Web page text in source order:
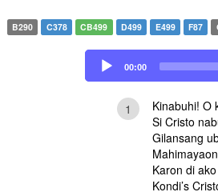
B290 C378 CB499 D499 E499 F87
Audio
Player
00:00
1
Kinabuhi! O
Si Cristo
Gilansang
Karon di
Kondi’s